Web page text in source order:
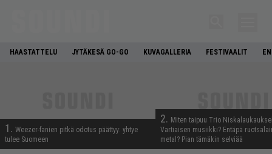
HAASTATTELU JYTÄKESÄ GO-GO KUVAGALLERIA FESTIVAALIT
1. Weezer-fanien pitkä odotus päättyy: yhtye
tulee Suomeen
2. Miten taipuu Trio
Vartiaisen musiikki? Entäpä
metal? Pian tämäkin selviää